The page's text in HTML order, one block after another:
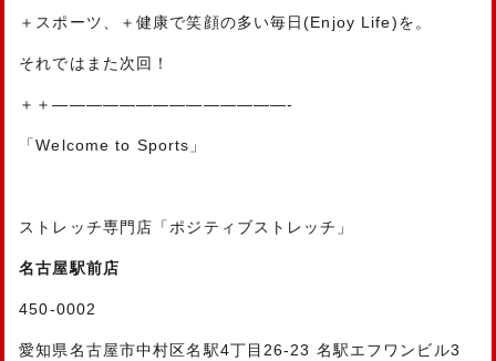
＋スポーツ、＋健康で笑顔の多い毎日(Enjoy Life)を。
それではまた次回！
＋＋——————————————-
「Welcome to Sports」
ストレッチ専門店「ポジティブストレッチ」
名古屋駅前店
450-0002
愛知県名古屋市中村区名駅4丁目26-23 名駅エフワンビル3